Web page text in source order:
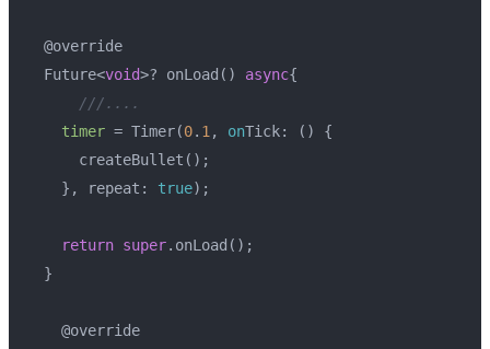
  @override
  Future<
void>? onLoad() async{
///....
timer = Timer(0. 1 , onTick: () {
      createBullet();
    }, repeat:
true);
return super.onLoad();
  }
    @override